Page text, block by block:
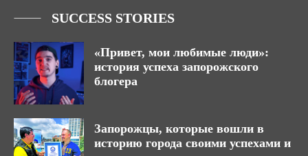
SUCCESS STORIES
«Привет, мои любимые люди»:
история успеха запорожского
блогера
Запорожцы, которые вошли в
историю города своими успехами и